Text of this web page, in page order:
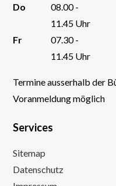
Do
08.00 -
11.45 Uhr
Fr
07.30 -
11.45 Uhr
Termine ausserhalb der
Voranmeldung möglich
Services
Sitemap
Datenschutz